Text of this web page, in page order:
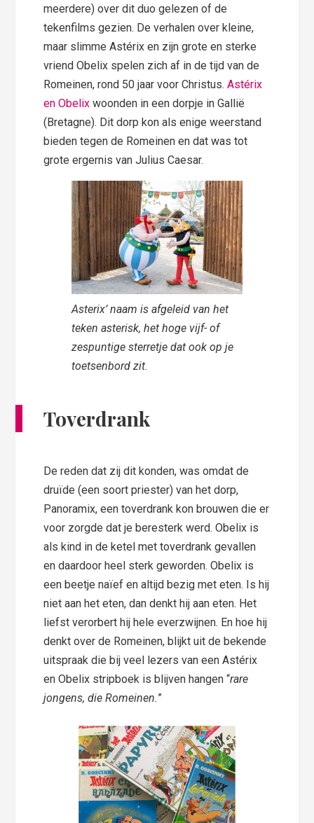
meerdere) over dit duo gelezen of de
tekenfilms gezien. De verhalen over kleine,
maar slimme Astérix en zijn grote en sterke
vriend Obelix spelen zich af in de tijd van de
Romeinen, rond 50 jaar voor Christus.Astérix
en Obelix woonden in een dorpje in Gallië
(Bretagne). Dit dorp kon als enige weerstand
bieden tegen de Romeinen en dat was tot
grote ergernis van Julius Caesar.
Asterix’ naam is afgeleid van het
teken asterisk, het hoge vijf- of
zespuntige sterretje dat ook op je
toetsenbord zit.
Toverdrank
De reden dat zij dit konden, was omdat de
druïde (een soort priester) van het dorp,
Panoramix, een toverdrank kon brouwen die er
voor zorgde dat je beresterk werd. Obelix is
als kind in de ketel met toverdrank gevallen
en daardoor heel sterk geworden. Obelix is
een beetje naïef en altijd bezig met eten. Is hij
niet aan het eten, dan denkt hij aan eten. Het
liefst verorbert hij hele everzwijnen. En hoe hij
denkt over de Romeinen, blijkt uit de bekende
uitspraak die bij veel lezers van een Astérix
en Obelix stripboek is blijven hangen “rare
jongens, die Romeinen.”